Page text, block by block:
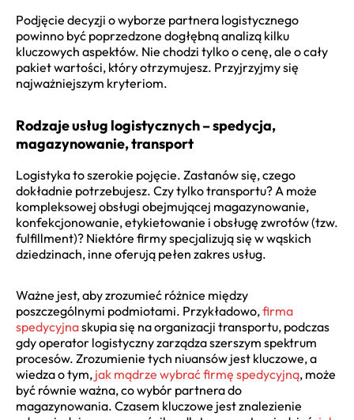
Podjęcie decyzji o wyborze partnera logistycznego
powinno być poprzedzone dogłębną analizą kilku
kluczowych aspektów. Nie chodzi tylko o cenę, ale o cały
pakiet wartości, który otrzymujesz. Przyjrzyjmy się
najważniejszym kryteriom.
Rodzaje usług logistycznych – spedycja,
magazynowanie, transport
Logistyka to szerokie pojęcie. Zastanów się, czego
dokładnie potrzebujesz. Czy tylko transportu? A może
kompleksowej obsługi obejmującej magazynowanie,
konfekcjonowanie, etykietowanie i obsługę zwrotów (tzw.
fulfillment)? Niektóre firmy specjalizują się w wąskich
dziedzinach, inne oferują pełen zakres usług.
Ważne jest, aby zrozumieć różnice między
poszczególnymi podmiotami. Przykładowo,firma
spedycyjnaskupia się na organizacji transportu, podczas
gdy operator logistyczny zarządza szerszym spektrum
procesów. Zrozumienie tych niuansów jest kluczowe, a
wiedza o tym, jak mądrze wybrać firmę spedycyjną, może
być równie ważna, co wybór partnera do
magazynowania. Czasem kluczowe jest znalezienie